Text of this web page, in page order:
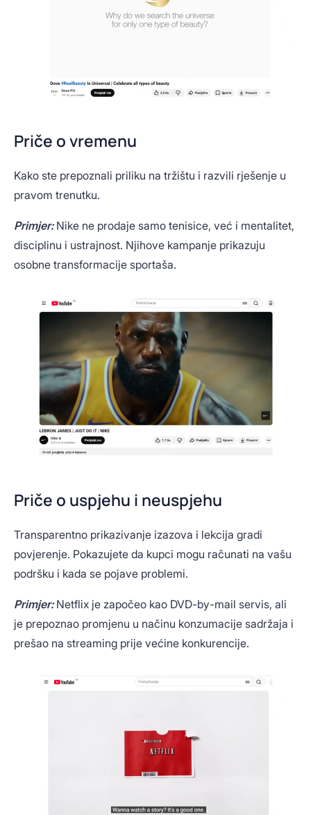
Priče o vremenu
Kako ste prepoznali priliku na tržištu i razvili rješenje u
pravom trenutku.
Primjer: Nike ne prodaje samo tenisice, već i mentalitet,
disciplinu i ustrajnost. Njihove kampanje prikazuju
osobne transformacije sportaša.
Priče o uspjehu i neuspjehu
Transparentno prikazivanje izazova i lekcija gradi
povjerenje. Pokazujete da kupci mogu računati na vašu
podršku i kada se pojave problemi.
Primjer:Netflix je započeo kao DVD-by-mail servis, ali
je prepoznao promjenu u načinu konzumacije sadržaja i
prešao na streaming prije većine konkurencije.